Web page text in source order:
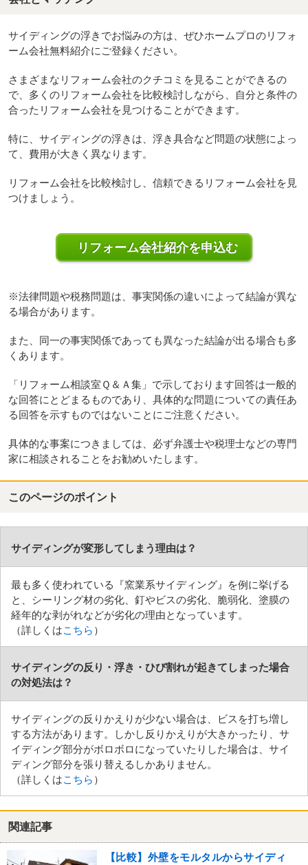
サイディングの浮きでお悩みの方は、ぜひホームプロのリフォ
ーム会社無料紹介にご登録ください。
さまざまなリフォーム会社のクチコミを見ることができるの
で、多くのリフォーム会社を比較検討しながら、自分と条件の
合ったリフォーム会社を見つけることができます。
特に、サイディングの浮きは、浮き具合など問題の状態によっ
て、費用が大きく異なります。
リフォーム会社を比較検討し、信頼できるリフォーム会社を見
つけましょう。
リフォーム会社紹介を申込む
※法律問題や税務問題は、事実関係の違いによって結論が異な
る場合があります。
また、同一の事実関係であっても異なった結論が出る場合も多
くあります。
「リフォーム相談室Ｑ＆Ａ集」で示しております回答は一般的
な回答にとどまるものであり、具体的な問題についての責任あ
る回答を示すものではないことにご注意ください。
具体的な事案につきましては、必ず弁護士や税理士などの専門
家に相談されることをお勧めいたします。
このページのポイント
サイディングが変形してしまう理由は？
最も多く使われている『窯業系サイディング』を例に挙げる
と、シーリング材の劣化、釘やビスの劣化、脆弱化、塗膜の
経年的な剥がれなどが劣化の理由となっています。
（詳しくはこちら ）
サイディングの反り・浮き・ひび割れが起きてしまった場合
の対処法は？
サイディングの反りかえりが少ない場合は、ビスを打ち増し
する方法があります。しかし反りかえりが大きかったり、サ
イディング部分がボロボロになっていたりした場合は、サイ
ディング部分を張り替えるしかありません。
（詳しくはこちら ）
関連記事
【比較】外壁をモルタルからサイディ